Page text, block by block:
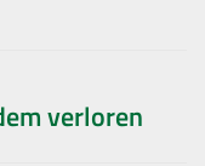
verloren